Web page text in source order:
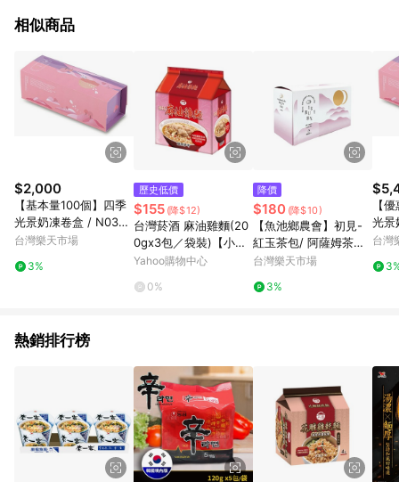
錄，相關問題請於保留時間內聯絡客服中心，並由康達盛通生活
提供簡單、快速、輕鬆的購物流程及體驗，將不定期推出精選、
話題性或期間限定商品來滿足您的喜好。
相似商品
$2,000
【基本量100個】四季
光景奶凍卷盒 / N0300
3
台灣樂天市場
3%
歷史低價
$155 (降$12)
台灣菸酒 麻油雞麵(20
0gx3包／袋裝)【小三
美日】D109274 湯麵
空運
Yahoo購物中心
0%
降價
$180 (降$10)
【魚池鄉農會】初見-
紅玉茶包/ 阿薩姆茶包
(2公克x20包入)
台灣樂天市場
3%
【
光
3
台灣
熱銷排行榜